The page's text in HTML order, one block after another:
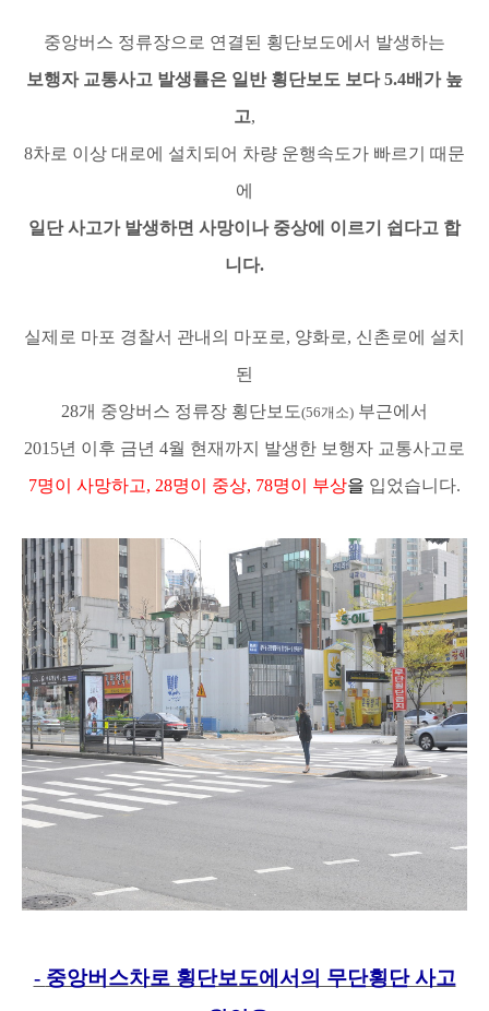
중앙버스 정류장으로 연결된 횡단보도에서 발생하는
보행자 교통사고 발생률은 일반 횡단보도 보다5.4배가 높
고,
8차로 이상 대로에 설치되어 차량 운행속도가 빠르기 때문
에
일단 사고가 발생하면 사망이나 중상에 이르기 쉽다고 합
니다.
실제로 마포 경찰서 관내의 마포로, 양화로, 신촌로에 설치
된
28개 중앙버스 정류장 횡단보도(56개소) 부근에서
2015년 이후 금년 4월 현재까지 발생한 보행자 교통사고로
7명이 사망하고, 28명이 중상, 78명이 부상을 입었습니다.
- 중앙버스차로 횡단보도에서의 무단횡단 사고